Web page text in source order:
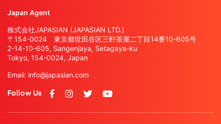
Japan Agent
株式会社JAPASIAN (JAPASIAN LTD.)
〒154-0024 東京都世田谷区三軒茶屋二丁目14番10-605号
2-14-10-605, Sangenjaya, Setagaya-ku
Tokyo, 154-0024, Japan
Email: info@japasian.com
Follow Us